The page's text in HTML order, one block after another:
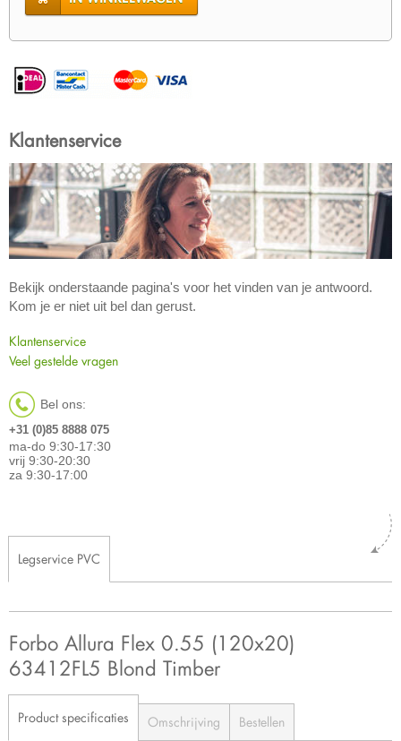
Klantenservice
Bekijk onderstaande pagina's voor het vinden van je antwoord.
Kom je er niet uit bel dan gerust.
Klantenservice
Veel gestelde vragen
Bel ons:
+31 (0)85 8888 075
ma-do 9:30-17:30
vrij 9:30-20:30
za 9:30-17:00
Legservice PVC
Forbo Allura Flex 0.55 (120x20)
63412FL5 Blond Timber
Product specificaties Omschrijving Bestellen